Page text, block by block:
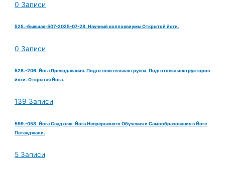
0 Записи
525.-бывшая-507-2025-07-28. Научный коллоквиумы Открытой йоги.
0 Записи
526.-206. Йога Преподавания. Подготовительная группа. Подготовка инструкторов
йоги. Открытая Йога.
139 Записи
599.-058. Йога Свадхьяя. Йога Непрерывного Обучения и Самообразования в Йоге
Патанджали.
5 Записи